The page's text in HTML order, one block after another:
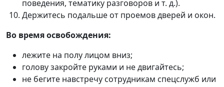
поведения, тематику разговоров и т. д.).
Держитесь подальше от проемов дверей и окон.
Во время освобождения:
лежите на полу лицом вниз;
голову закройте руками и не двигайтесь;
не бегите навстречу сотрудникам спецслужб или